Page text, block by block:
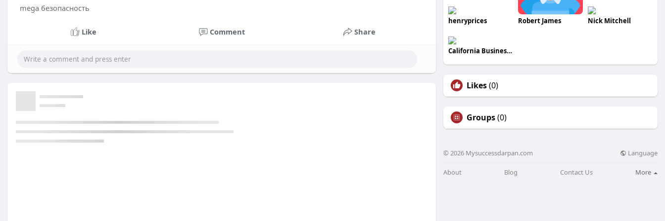
mega безопасность
Like Comment Share
henryprices Robert James Nick Mitchell
California Business Journal
Likes(0)
Groups(0)
© 2026 Mysuccessdarpan.com Language
About Blog Contact Us More